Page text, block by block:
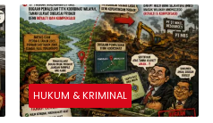
Negara
HUKUM & KRIMINAL